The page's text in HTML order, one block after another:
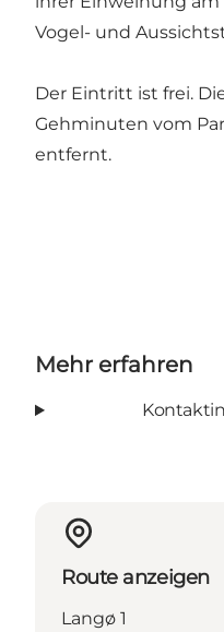
Vogel- und
Der Eintritt ist frei.
Gehminuten vom
entfernt.
Mehr erfahren
Route anzeigen
Langø 1